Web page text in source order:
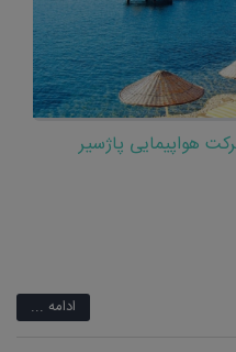
هواپیمایی پاژسیر
ادامه ...